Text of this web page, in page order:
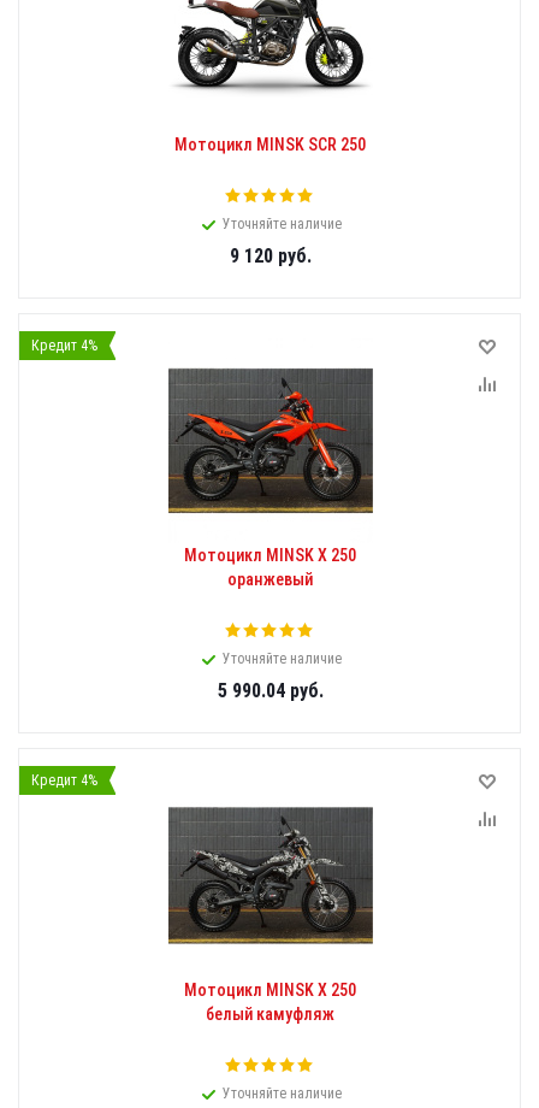
Мотоцикл MINSK SCR 250
Уточняйте наличие
9 120руб.
Кредит 4%
Мотоцикл MINSK X 250
оранжевый
Уточняйте наличие
5 990.04руб.
Кредит 4%
Мотоцикл MINSK X 250
белый камуфляж
Уточняйте наличие